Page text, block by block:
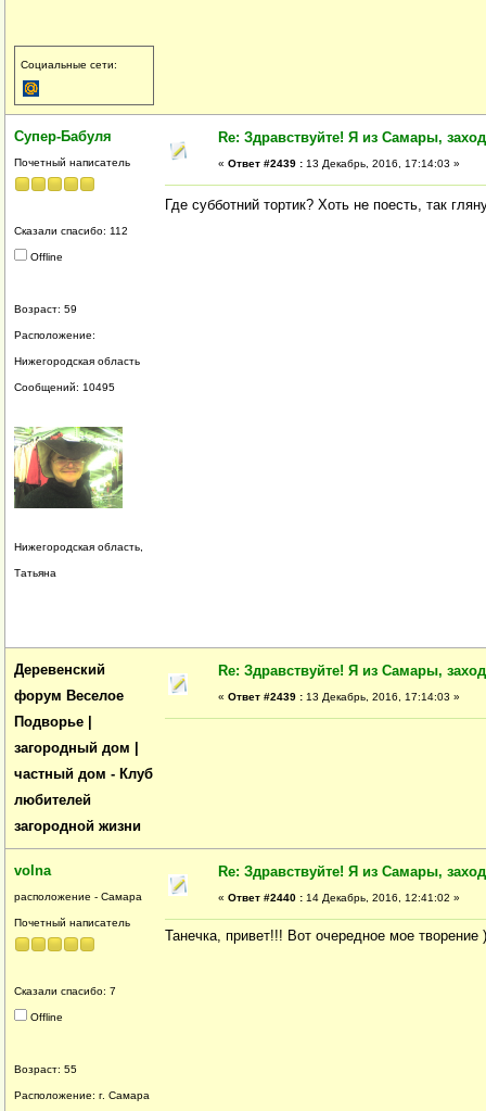
Социальные сети:
Супер-Бабуля
Почетный написатель
Сказали спасибо: 112
Offline
Возраст: 59
Расположение:
Нижегородская область
Сообщений: 10495
Нижегородская область,
Татьяна
Re: Здравствуйте! Я из Самары,
« Ответ #2439 : 13 Декабрь, 2016, 17:14:03 »
Где субботний тортик? Хоть не поесть, так
Деревенский
форум Веселое
Подворье |
загородный дом |
частный дом - Клуб
любителей
загородной жизни
Re: Здравствуйте! Я из Самары,
« Ответ #2439 : 13 Декабрь, 2016, 17:14:03 »
volna
расположение - Самара
Почетный написатель
Сказали спасибо: 7
Offline
Возраст: 55
Расположение: г. Самара
Re: Здравствуйте! Я из Самары,
« Ответ #2440 : 14 Декабрь, 2016, 12:41:02 »
Танечка, привет!!! Вот очередное мое творение